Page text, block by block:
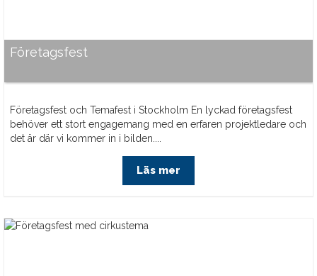
Företagsfest
Företagsfest och Temafest i Stockholm En lyckad företagsfest
behöver ett stort engagemang med en erfaren projektledare och
det är där vi kommer in i bilden....
Läs mer